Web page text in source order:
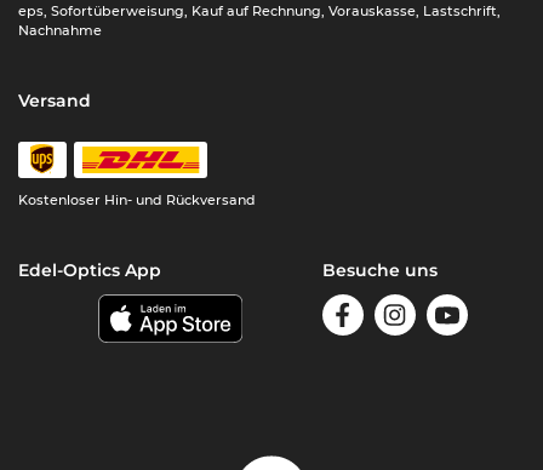
eps, Sofortüberweisung, Kauf auf Rechnung, Vorauskasse, Lastschrift,
Nachnahme
Versand
Kostenloser Hin- und Rückversand
Edel-Optics App Besuche uns